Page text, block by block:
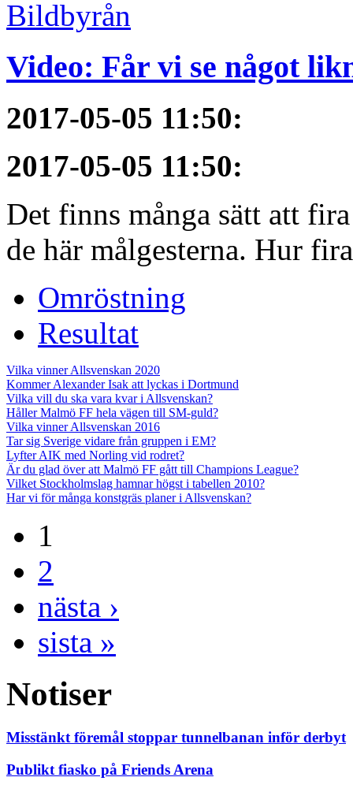
Video: Får vi se något
2017-05-05 11:50:
2017-05-05 11:50:
Det finns många sätt att
de här målgesterna. Hur
Omröstning
Resultat
Vilka vinner Allsvenskan 2020
Kommer Alexander Isak att lyckas i Dortmund
Vilka vill du ska vara kvar i Allsvenskan?
Håller Malmö FF hela vägen till SM-guld?
Vilka vinner Allsvenskan 2016
Tar sig Sverige vidare från gruppen i EM?
Lyfter AIK med Norling vid rodret?
Är du glad över att Malmö FF gått till Champions League?
Vilket Stockholmslag hamnar högst i tabellen 2010?
Har vi för många konstgräs planer i Allsvenskan?
1
2
nästa ›
sista »
Notiser
Misstänkt föremål stoppar tunnelbanan inför derbyt
Publikt fiasko på Friends Arena